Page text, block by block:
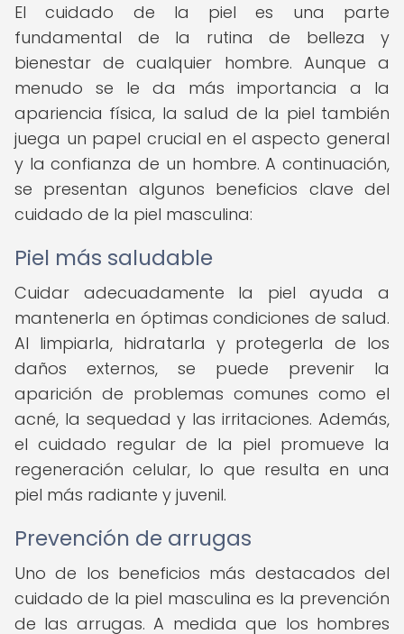
El cuidado de la piel es una parte
fundamental de la rutina de belleza y
bienestar de cualquier hombre. Aunque a
menudo se le da más importancia a la
apariencia física, la salud de la piel también
juega un papel crucial en el aspecto general
y la confianza de un hombre. A continuación,
se presentan algunos beneficios clave del
cuidado de la piel masculina:
Piel más saludable
Cuidar adecuadamente la piel ayuda a
mantenerla en óptimas condiciones de salud.
Al limpiarla, hidratarla y protegerla de los
daños externos, se puede prevenir la
aparición de problemas comunes como el
acné, la sequedad y las irritaciones. Además,
el cuidado regular de la piel promueve la
regeneración celular, lo que resulta en una
piel más radiante y juvenil.
Prevención de arrugas
Uno de los beneficios más destacados del
cuidado de la piel masculina es la prevención
de las arrugas. A medida que los hombres